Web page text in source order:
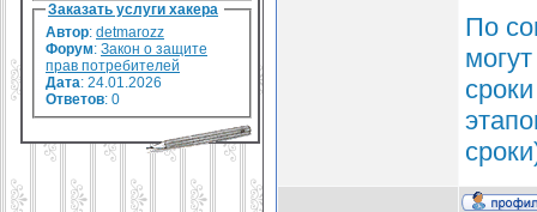
Заказать услуги хакера
Автор: detmarozz
Форум: Закон о защите
прав потребителей
Дата: 24.01.2026
Ответов: 0
По